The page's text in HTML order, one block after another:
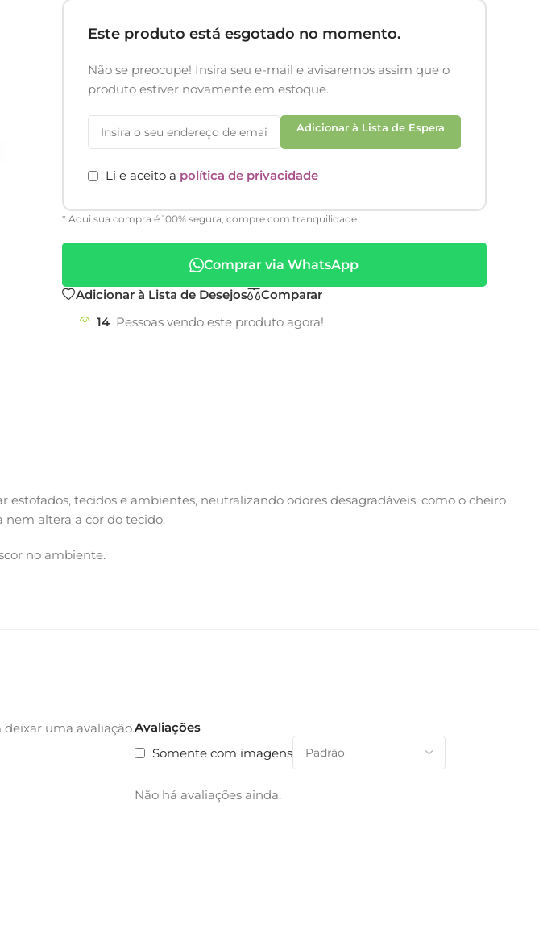
Este produto está esgotado no momento.
Não se preocupe! Insira seu e-mail e avisaremos assim que o
produto estiver novamente em estoque.
Adicionar à Lista de Espera
Li e aceito a política de privacidade
* Aqui sua compra é 100% segura, compre com tranquilidade.
Comprar via WhatsApp
Adicionar à Lista de Desejos
Comparar
14 Pessoas vendo este produto agora!
estofados, tecidos e ambientes, neutralizando odores desagradáveis, como o cheiro
nem altera a cor do tecido.
no ambiente.
Avaliações
Somente com imagens
Não há avaliações ainda.
uma avaliação.